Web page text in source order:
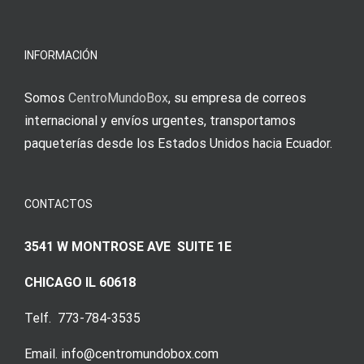
INFORMACIÓN
Somos CentroMundoBox, su empresa de correos
internacional y envíos urgentes, transportamos
paqueterías desde los Estados Unidos hacia Ecuador.
CONTACTOS
3541 W MONTROSE AVE SUITE 1E
CHICAGO IL 60618
Telf. 773-784-3535
Email. info@centromundobox.com